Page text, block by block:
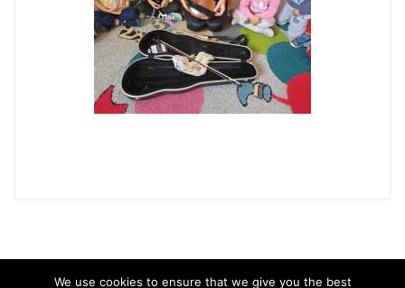
We use cookies to ensure that we give you the best